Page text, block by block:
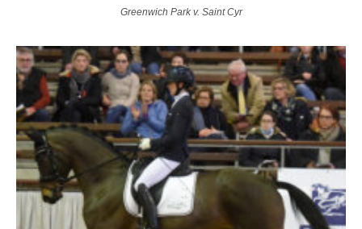
Greenwich Park v. Saint Cyr